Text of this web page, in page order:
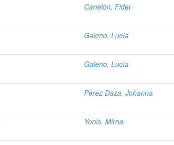
Canelón, Fidel
Galeno, Lucía
Galeno, Lucía
Pérez Daza, Johanna
Yonis, Mirna